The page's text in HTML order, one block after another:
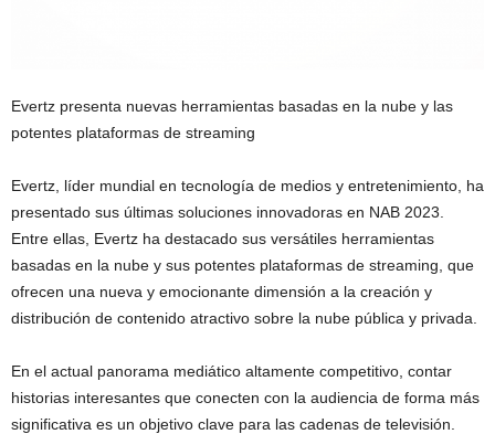
Evertz presenta nuevas herramientas basadas en la nube y las
potentes plataformas de streaming
Evertz, líder mundial en tecnología de medios y entretenimiento, ha
presentado sus últimas soluciones innovadoras en NAB 2023.
Entre ellas, Evertz ha destacado sus versátiles herramientas
basadas en la nube y sus potentes plataformas de streaming, que
ofrecen una nueva y emocionante dimensión a la creación y
distribución de contenido atractivo sobre la nube pública y privada.
En el actual panorama mediático altamente competitivo, contar
historias interesantes que conecten con la audiencia de forma más
significativa es un objetivo clave para las cadenas de televisión.